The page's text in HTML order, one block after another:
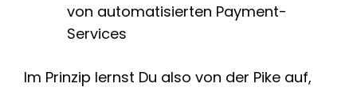
von automatisierten Payment-
Services
Im Prinzip lernst Du also von der Pike auf,